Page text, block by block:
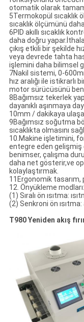
otomatik olarak
5Termokopül sıcaklık
sıcaklık ölçümünü
6PID akıllı sıcaklık
daha doğru
çıkış etkili bir şekilde
veya devrede tahta
işlemini daha bilimsel
7Nakil sistemi, 0-
hız aralığı ile istikrarlı
motor sürücüsünü
8Bağımsız tekerlek
dayanıklı aşınmaya
10mm / dakikaya
9Bağımsız soğutma
sıcaklıkta olmasını
10.Makine işletimini,
entegre eden
benimser, çalışma
daha net gösterir,ve
kolaylaştırmak.
11Ergonomik tasarım,
12. Önyükleme modları:
(1) Sıralı ön ısıtma:
(2) Senkroni ön
T980 Yeniden akış